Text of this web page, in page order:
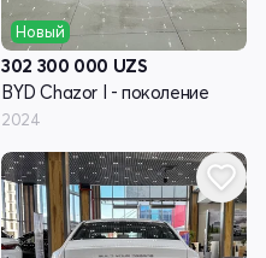
Новый
302 300 000 UZS
BYD Chazor I - поколение
2024